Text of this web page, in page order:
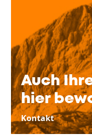
Auch
hier
Kontakt